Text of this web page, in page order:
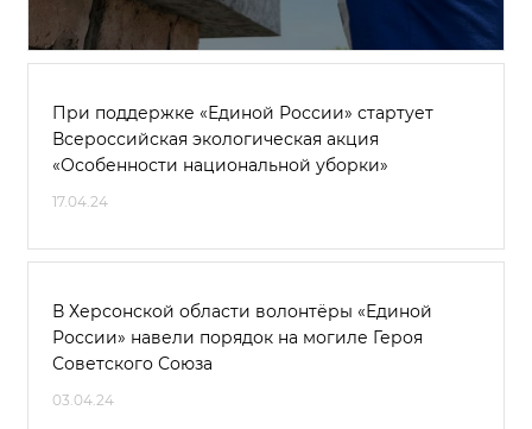
При поддержке «Единой России» стартует
Всероссийская экологическая акция
«Особенности национальной уборки»
17.04.24
В Херсонской области волонтёры «Единой
России» навели порядок на могиле Героя
Советского Союза
03.04.24